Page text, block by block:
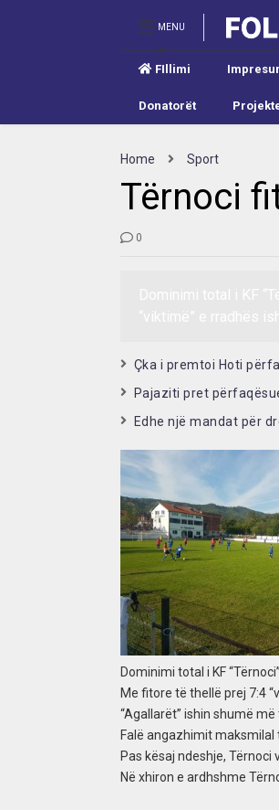
MENU
FIllimi
Donatorët
Home Sport
Tërnoci
0
Çka i premtoi Hoti
Pajaziti pret
Edhe një mandat për
Dominimi total i KF
Me fitore të thellë prej 7:4
“Agallarët” ishin shumë
Falë angazhimit
Pas kësaj ndeshje,
Në xhiron e ardhshme